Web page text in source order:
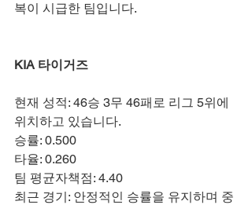
복이 시급한 팀입니다.
KIA 타이거즈
현재 성적: 46승 3무 46패로 리그 5위에
위치하고 있습니다.
승률: 0.500
타율: 0.260
팀 평균자책점: 4.40
최근 경기: 안정적인 승률을 유지하며 중